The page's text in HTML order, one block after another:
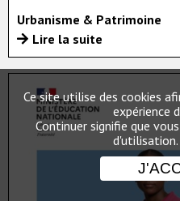
Urbanisme & Patrimoine
Lire la suite
Ce site utilise des cookies
expérience
Continuer signifie que
d'utilisation.